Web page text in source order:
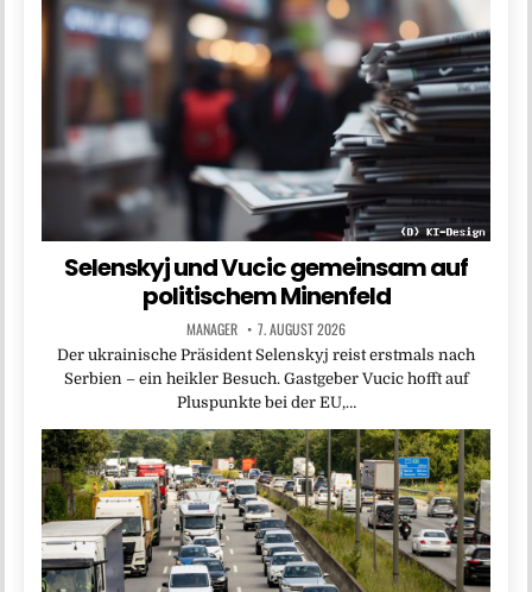
Selenskyj und Vucic gemeinsam auf
politischem Minenfeld
MANAGER 7. AUGUST 2026
Der ukrainische Präsident Selenskyj reist erstmals nach
Serbien – ein heikler Besuch. Gastgeber Vucic hofft auf
Pluspunkte bei der EU,…